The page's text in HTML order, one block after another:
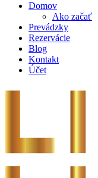
Domov
Ako začať
Prevádzky
Rezervácie
Blog
Kontakt
Účet